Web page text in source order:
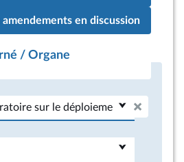
amendements en discussion
/ Organe